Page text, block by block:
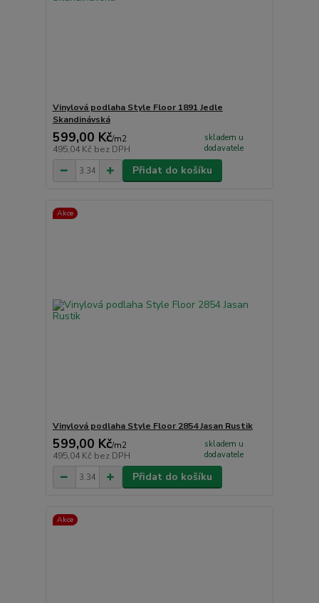
Vinylová podlaha Style Floor 1891 Jedle
Skandinávská
599,00 Kč/m2
495,04 Kč bez DPH
skladem u
dodavatele
Přidat do košíku
Akce
Vinylová podlaha Style Floor 2854 Jasan Rustik
599,00 Kč/m2
495,04 Kč bez DPH
skladem u
dodavatele
Přidat do košíku
Akce